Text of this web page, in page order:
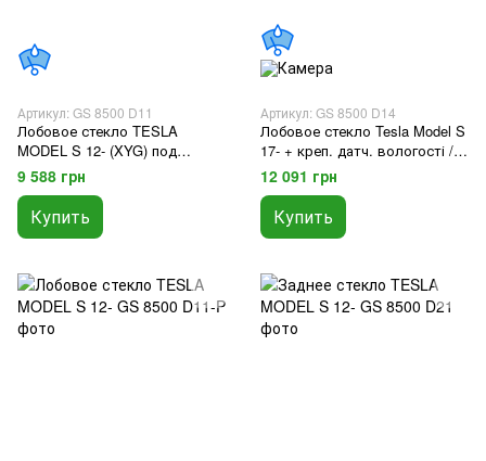
Артикул: GS 8500 D11
Лобовое стекло TESLA
MODEL S 12- (XYG) под
датч.дождя/света +молдинг
9 588 грн
Купить
Артикул: GS 8500 D14
Лобовое стекло Tesla Model S
17- + креп. датч. вологості /
світла + моно камера (XYG)
12 091 грн
Купить